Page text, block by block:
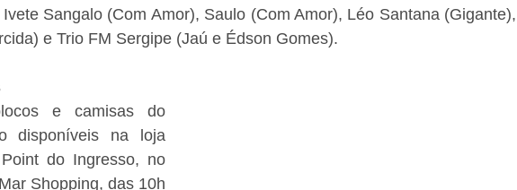
Sangalo (Com Amor), Saulo (Com Amor), Léo Santana (Gigante),
e Trio FM Sergipe (Jaú e Édson Gomes).
e camisas do
disponíveis na loja
do Ingresso, no
Shopping, das 10h